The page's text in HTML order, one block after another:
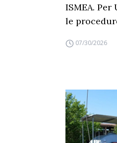
ISMEA.
le
07/30/2026